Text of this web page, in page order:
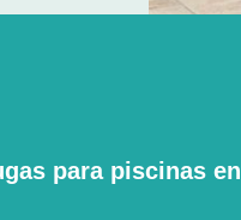
para piscinas en